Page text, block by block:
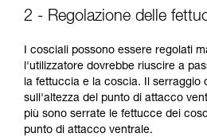
2 - Regolazione delle
I cosciali possono essere regolati
l'utilizzatore dovrebbe riuscire a
la fettuccia e la coscia. Il serraggio
sull'altezza del punto di attacco
più sono serrate le fettucce dei
punto di attacco ventrale.